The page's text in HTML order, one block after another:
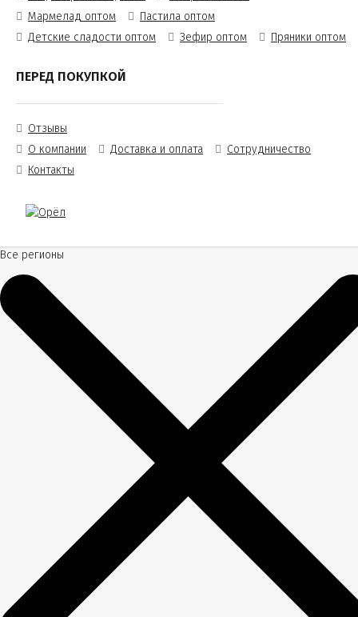
Мармелад оптом
Пастила оптом
Детские сладости оптом
Зефир оптом Пряники оптом
ПЕРЕД ПОКУПКОЙ
Отзывы
О компании
Доставка и оплата
Сотрудничество
Контакты
Все регионы